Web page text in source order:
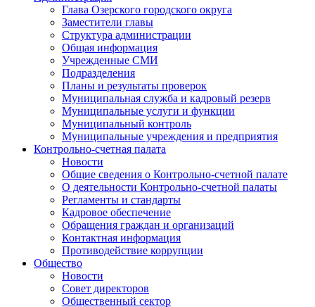
Глава Озерского городского округа
Заместители главы
Структура администрации
Общая информация
Учрежденные СМИ
Подразделения
Планы и результаты проверок
Муниципальная служба и кадровый резерв
Муниципальные услуги и функции
Муниципальный контроль
Муниципальные учреждения и предприятия
Контрольно-счетная палата
Новости
Общие сведения о Контрольно-счетной палате
О деятельности Контрольно-счетной палаты
Регламенты и стандарты
Кадровое обеспечение
Обращения граждан и организаций
Контактная информация
Противодействие коррупции
Общество
Новости
Совет директоров
Общественный сектор